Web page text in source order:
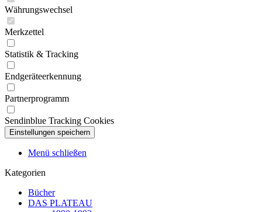
Währungswechsel
Merkzettel
Statistik & Tracking
Endgeräteerkennung
Partnerprogramm
Sendinblue Tracking Cookies
Menü schließen
Kategorien
Bücher
DAS PLATEAU